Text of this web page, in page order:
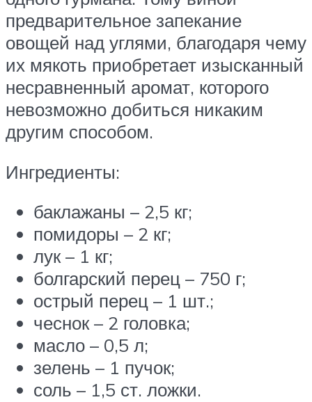
предварительное запекание
овощей над углями, благодаря чему
их мякоть приобретает изысканный
несравненный аромат, которого
невозможно добиться никаким
другим способом.
Ингредиенты:
баклажаны – 2,5 кг;
помидоры – 2 кг;
лук – 1 кг;
болгарский перец – 750 г;
острый перец – 1 шт.;
чеснок – 2 головка;
масло – 0,5 л;
зелень – 1 пучок;
соль – 1,5 ст. ложки.